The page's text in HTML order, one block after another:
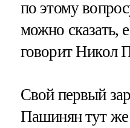
по этому
можно сказать,
говорит Никол
Свой первый
Пашинян тут